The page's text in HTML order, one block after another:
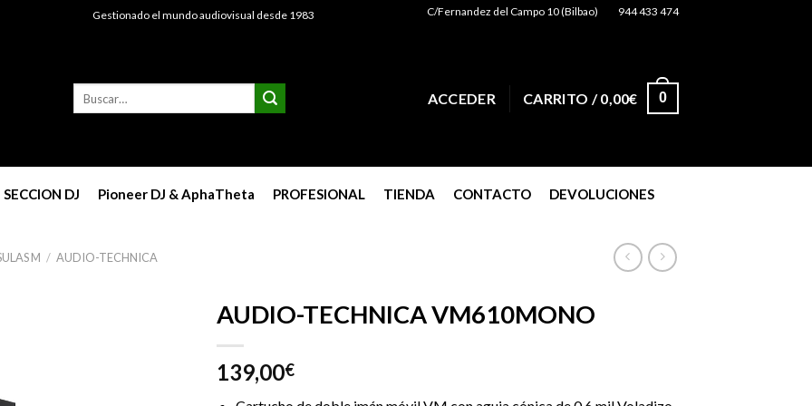
Gestionado el mundo audiovisual desde 1983 C/Fernandez del Campo 10 (Bilbao) 944 433 474
ACCEDER CARRITO /0,00€ 0
SECCION DJ Pioneer DJ & AphaTheta PROFESIONAL TIENDA CONTACTO DEVOLUCIONES
M / AUDIO-TECHNICA
AUDIO-TECHNICA VM610MONO
139,00€